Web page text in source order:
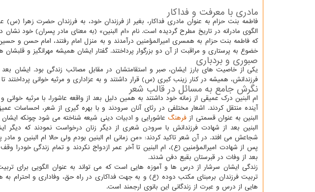
مادری با معرفت و فداکار
فاطمه بنت حزام به عنوان مادری فداکار، بغیر از فرزندان خود، به فرزندان حضرت
الگوی مادرانه در تاریخ مطرح گردیده است. نام «ام البنین» (به معنای مادر پسران) خود
که فاطمه بنت حزام به همسری امیرالمؤمنین درآمدند و به منزل امام رفتند، امام حسن و
خضوع به پرستاری و مراقبت از آن دو بزرگوار پرداختند. گفتار ایشان همیشه مهرانگیز و
صبوری و بردباری
یکی از خاصیت های بارز ایشان، صبر و استقامتشان در مقابل مصائب زندگی بود. ایشان بعد
فرزندانش، همیشه در کنار زینب کبری (س) قرار داشتند و به عزاداری و مرثیه خوانی پرداختند تا
نگرش جامع به مسائل در قالب شعر
ام البنین درک عمیقی از زمانه خود داشتند به همین دلیل بعد از واقعه عاشورا، با مرثیه
آینده منتقل کردند. اشعار مختلفی در رثای آنان سرودند و با بهره گیری از شعر، احساسات
البنین به عنوان قسمتی از فرهنگ عاشورایی و ادبیات دینی شیعه شناخته می شود چونکه
البنین بعد از شهادت فرزندانش با سرودن شعری از دیگر زنان درخواست نمودند که دیگر
شجاعش می افتد. در آن شعر تاکید کردند: «من زمانی ام البنین بودم ولی حالا ام البنین و مادر
پس از شهادت امیرالمؤمنین (ع)، ام البنین تا آخر عمر ازدواج نکردند و تمام زندگی خودرا
بعد از وفات در قبرستان بقیع دفن شدند.
زندگی ایشان سرشار از درس ها و آموزه هایی است که می تواند به عنوان الگویی برای تربیت
تربیت فرزندان برمبنای مکتب دوده (ع) و به جهت فداکاری در راه حق، وفاداری و احترام
هایی از درس و عبرت از زندگانی این بانوی ارجمند است.